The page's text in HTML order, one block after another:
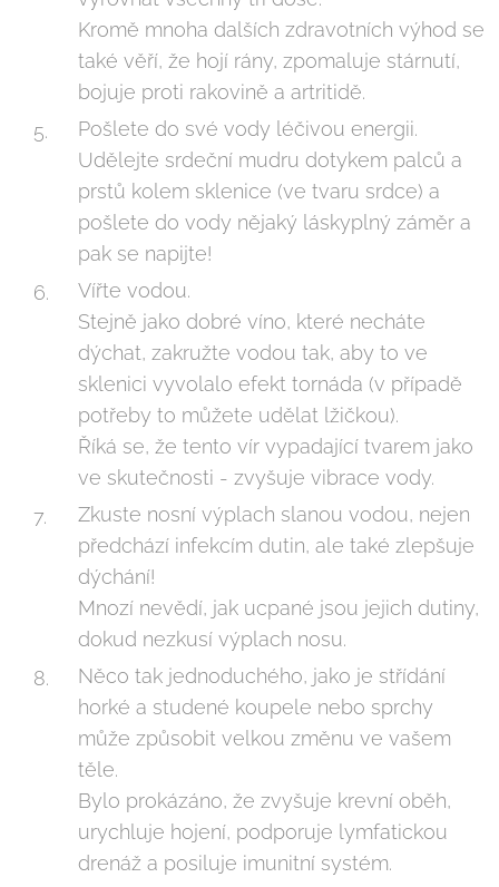
Kromě mnoha dalších zdravotních výhod se
také věří, že hojí rány, zpomaluje stárnutí,
bojuje proti rakovině a artritidě.
Pošlete do své vody léčivou energii.
Udělejte srdeční mudru dotykem palců a
prstů kolem sklenice (ve tvaru srdce) a
pošlete do vody nějaký láskyplný záměr a
pak se napijte!
Vířte vodou.
Stejně jako dobré víno, které necháte
dýchat, zakružte vodou tak, aby to ve
sklenici vyvolalo efekt tornáda (v případě
potřeby to můžete udělat lžičkou).
Říká se, že tento vír vypadající tvarem jako
ve skutečnosti - zvyšuje vibrace vody.
Zkuste nosní výplach slanou vodou, nejen
předchází infekcím dutin, ale také zlepšuje
dýchání!
Mnozí nevědí, jak ucpané jsou jejich dutiny,
dokud nezkusí výplach nosu.
Něco tak jednoduchého, jako je střídání
horké a studené koupele nebo sprchy
může způsobit velkou změnu ve vašem
těle.
Bylo prokázáno, že zvyšuje krevní oběh,
urychluje hojení, podporuje lymfatickou
drenáž a posiluje imunitní systém.